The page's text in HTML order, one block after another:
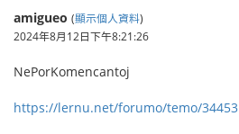
amigueo (顯示個人資料)
2024年8月12日下午8:21:26
NePorKomencantoj
https://lernu.net/forumo/temo/34453